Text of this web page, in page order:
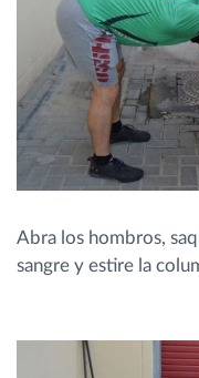
Abra los hombros,
sangre y estire la